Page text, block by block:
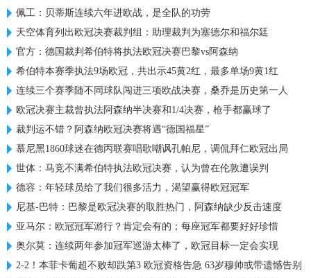
佩工：贝蒂斯连续六年进欧战，是全队的功劳
天空体育列出欧冠决赛裁判组：助理裁判为塞德尔和福尔廷
官方：德国裁判希伯特将执法欧冠决赛巴黎vs阿森纳
希伯特本赛季执法9场欧冠，共出示45黄2红，最多单场9黄1红
连续三个赛季随不同球队闯进三项欧战决赛，桑乔是历史第一人
欧冠决赛主裁曾执法阿森纳半决赛和1/4决赛，枪手都赢球了
裁判运不错？阿森纳欧冠决赛将遇“德国福星”
慕尼黑1860球迷在德丙联赛唱歌嘲讽孔帕尼，调侃拜仁欧冠出局
世体：马竞不满希伯特执法欧冠决赛，认为曾在伦敦遭误判
德容：年轻球员给了我们很多活力，渴望赢得欧冠冠军
尼基-巴特：巴黎是欧冠决赛的取胜热门，阿森纳缺少反击速度
亚马尔：欧冠冠军游行？肯定会有的；每座冠军都要好好珍惜
奥尔莫：连续两年参加冠军巡游太棒了，欧冠目标一定会实现
2-2！本菲卡葡超不败却跌第3 欧冠资格告急 63岁穆帅或带遗憾告别